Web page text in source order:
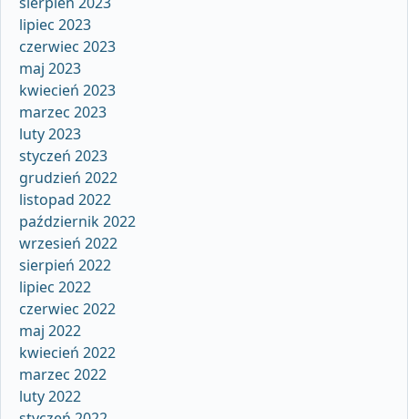
lipiec 2023
czerwiec 2023
maj 2023
kwiecień 2023
marzec 2023
luty 2023
styczeń 2023
grudzień 2022
listopad 2022
październik 2022
wrzesień 2022
sierpień 2022
lipiec 2022
czerwiec 2022
maj 2022
kwiecień 2022
marzec 2022
luty 2022